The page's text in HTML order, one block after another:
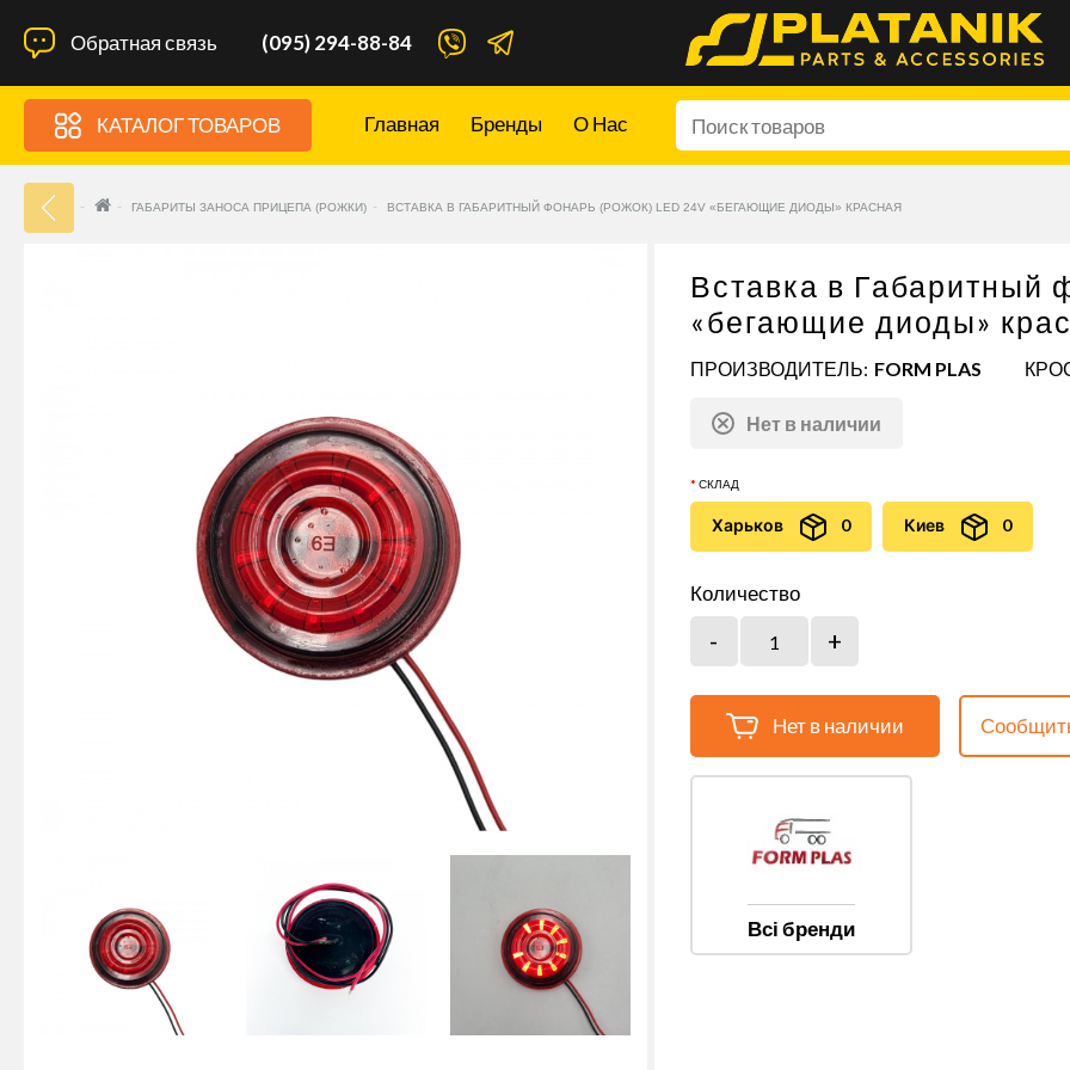
Обратная связь (095) 294-88-84
КАТАЛОГ ТОВАРОВ Главная Бренды О Нас
ГАБАРИТЫ ЗАНОСА ПРИЦЕПА (РОЖКИ) ВСТАВКА В ГАБАРИТНЫЙ ФОНАРЬ (РОЖОК) LED 24V «БЕГАЮЩИЕ ДИОДЫ» КРАСНАЯ
Вставка в Габаритный
«бегающие диоды»
ПРОИЗВОДИТЕЛЬ: FORM PLAS
Нет в наличии
СКЛАД
Харьков 0 Киев 0
Количество
Нет в наличии
Всі бренди